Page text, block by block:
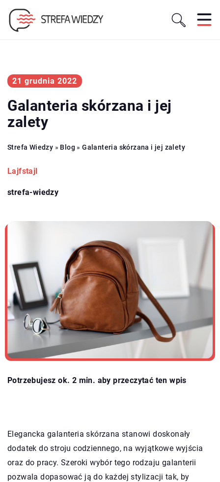
21 grudnia 2022
Galanteria skórzana i jej
zalety
Strefa Wiedzy » Blog »Galanteria skórzana i jej zalety
Lajfstajl
strefa-wiedzy
Potrzebujesz ok. 2 min. aby przeczytać ten wpis
Elegancka galanteria skórzana stanowi doskonały
dodatek do stroju codziennego, na wyjątkowe wyjścia
oraz do pracy. Szeroki wybór tego rodzaju galanterii
pozwala dopasować ją do każdej stylizacji tak, by